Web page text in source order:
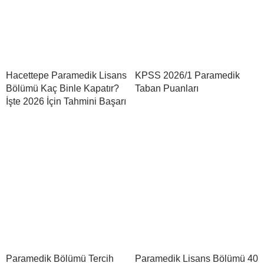
Hacettepe Paramedik Lisans
Bölümü Kaç Binle Kapatır?
İşte 2026 İçin Tahmini Başarı
KPSS 2026/1 Paramedik
Taban Puanları
Paramedik Bölümü Tercih Paramedik Lisans Bölümü 40